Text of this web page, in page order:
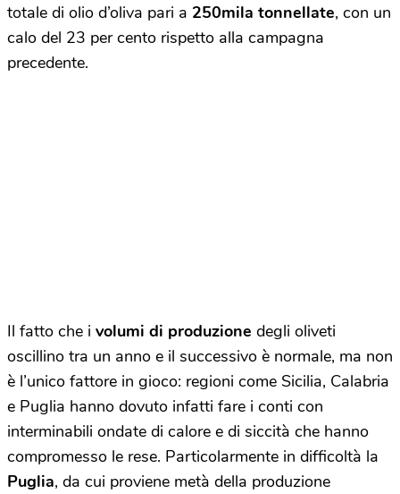
totale di olio d’oliva pari a 250mila tonnellate, con un
calo del 23 per cento rispetto alla campagna
precedente.
Il fatto che i volumi di produzione degli oliveti
oscillino tra un anno e il successivo è normale, ma non
è l’unico fattore in gioco: regioni come Sicilia, Calabria
e Puglia hanno dovuto infatti fare i conti con
interminabili ondate di calore e di siccità che hanno
compromesso le rese. Particolarmente in difficoltà la
Puglia, da cui proviene metà della produzione